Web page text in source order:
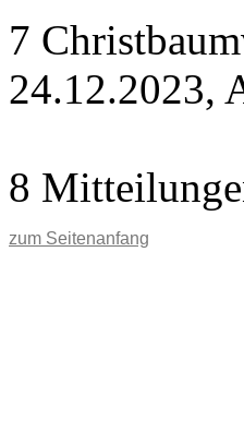
7
24.12.2023,
8
zum Seitenanfang